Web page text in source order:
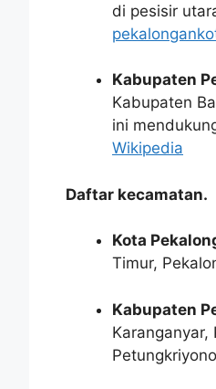
di pesisir
Kabupaten
Kabupaten
ini
Wikipedia
Daftar kecamatan.
Kota
Timur,
Kabupaten
Karanganyar,